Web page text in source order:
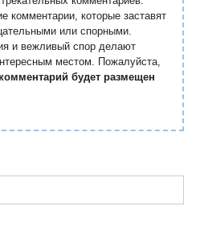
комментарии, которые заставят
или спорными.
и вежливый спор делают
местом. Пожалуйста,
будет размещен